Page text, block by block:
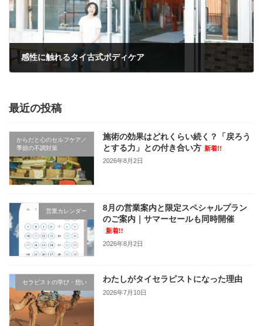
感性に触れるタイ古式ボディケア
最近の投稿
からだと心のセルフケア／
季節の不調対策
施術の効果はどれくらい続く？「戻ろう
とする力」との付き合い方 新着!!
2026年8月2日
営業カレンダー
8月の営業案内と限定スペシャルプラン
のご案内｜サマーセールも同時開催
新着!!
2026年8月2日
セラピストの学び・想い わたしがタイセラピストになった理由
2026年7月10日